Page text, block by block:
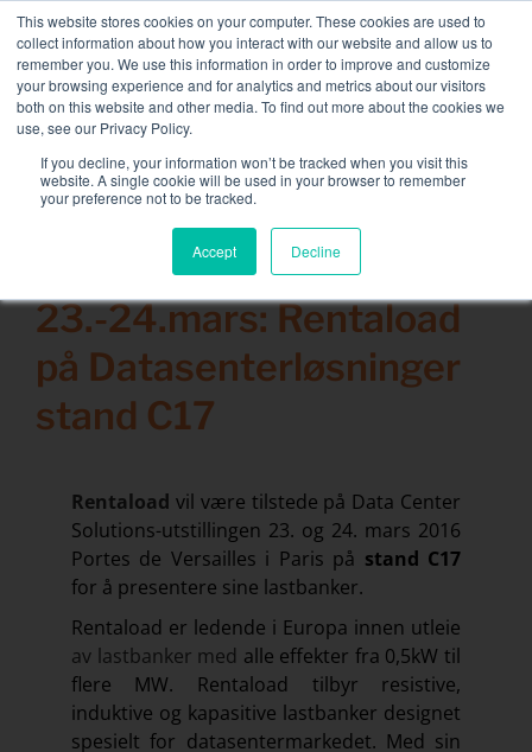
This website stores cookies on your computer. These cookies are used to
collect information about how you interact with our website and allow us to
remember you. We use this information in order to improve and customize
your browsing experience and for analytics and metrics about our visitors
both on this website and other media. To find out more about the cookies we
use, see our Privacy Policy.
If you decline, your information won’t be tracked when you visit this
website. A single cookie will be used in your browser to remember
your preference not to be tracked.
Accept Decline
content
NY FLEET: 3,5 MW / MVA lastbanker tilgjengelig, mer
informasjon her.
TA KONTAKT MED
Toggle
Tilknyttede tjenester
Sektor og løsninger
Selskap
Ressurser
Ta kontakt med
Search
for:
23.-24.mars: Rentaload
på Datasenterløsninger
stand C17
Rentaload vil være tilstede på Data Center
Solutions-utstillingen 23. og 24. mars 2016
Portes de Versailles i Paris på stand C17
for å presentere sine lastbanker.
Rentaload er ledende i Europa innen utleie
av lastbanker med alle effekter fra 0,5kW til
flere MW. Rentaload tilbyr resistive,
induktive og kapasitive lastbanker designet
spesielt for datasentermarkedet. Med sin